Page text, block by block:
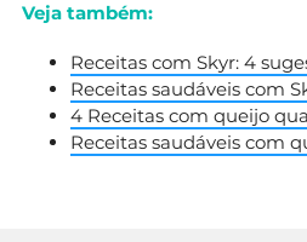
Veja também:
Receitas com Skyr: 4
Receitas saudáveis com
4 Receitas com queijo
Receitas saudáveis com